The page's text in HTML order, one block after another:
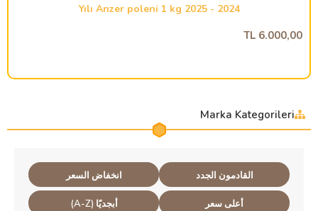
2024 - 2025 Yılı Anzer poleni 1 kg
6.000,00 TL
Marka Kategorileri
القادمون الجدد انخفاض السعر
أعلى سعر أبجديًا (A-Z)